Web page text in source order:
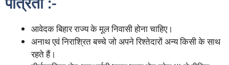
आवेदक बिहार राज्य के मूल निवासी होना चाहिए।
अनाथ एवं निराश्रित बच्चे जो अपने रिश्तेदारों अन्य किसी के साथ
रहते हैं।